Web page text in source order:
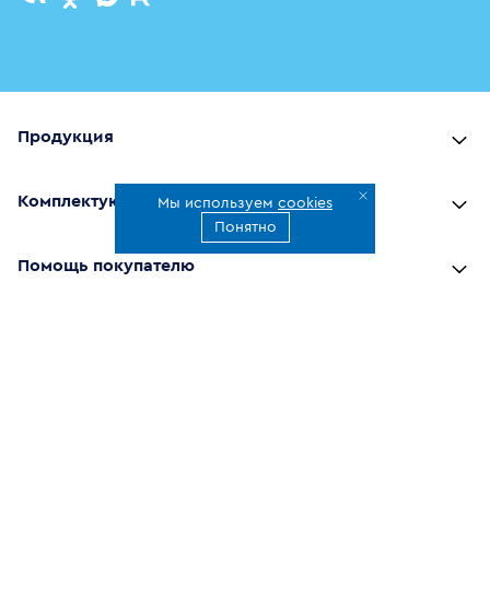
Мы используем cookies
Понятно
Продукция
Комплектующие
Помощь покупателю